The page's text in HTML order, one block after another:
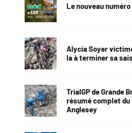
Le nouveau
Alycia Soyer
la à terminer sa
TrialGP de Grande
résumé complet du
Anglesey